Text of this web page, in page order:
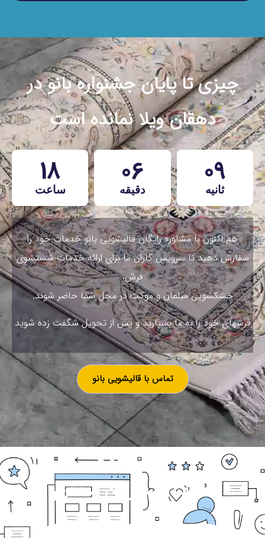
چیزی تا پایان جشنواره بانو در
دهقان ویلا نمانده است
18
ساعت 06
دقیقه 07
ثانیه
هم اکنون با مشاوره رایگان قالیشویی بانو خدمات خود را
سفارش دهید تا سرویس کاران ما برای ارائه خدمات شستشوی
فرش،
خشکشویی مبلمان و موکت در محل شما حاضر شوند.
فرشهای خود را به ما بسپارید و پس از تحویل شگفت زده شوید
تماس با قالیشویی بانو
نظرات مشتریان محترم